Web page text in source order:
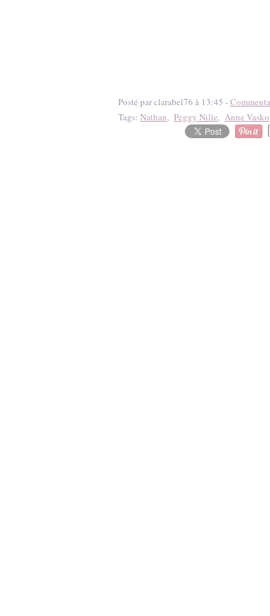
Posté par clarabel76 à 13:45 -
Tags: Nathan, Peggy Nille, Anne Vasko